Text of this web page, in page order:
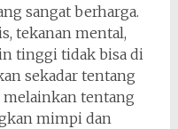
sangat berharga.
tekanan mental,
tinggi tidak bisa di
sekadar tentang
tentang
mimpi dan